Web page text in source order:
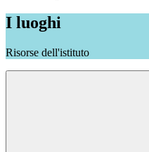
I luoghi
Risorse dell'istituto